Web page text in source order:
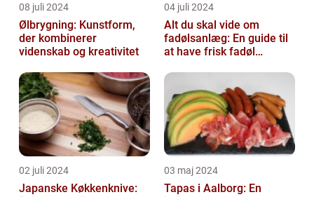
08 juli 2024
Ølbrygning: Kunstform,
der kombinerer
videnskab og kreativitet
04 juli 2024
Alt du skal vide om
fadølsanlæg: En guide til
at have frisk fadøl
02 juli 2024
Japanske Køkkenknive:
03 maj 2024
Tapas i Aalborg: En